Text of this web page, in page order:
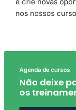
nos nossos
Agenda de cursos
Não deixe
os